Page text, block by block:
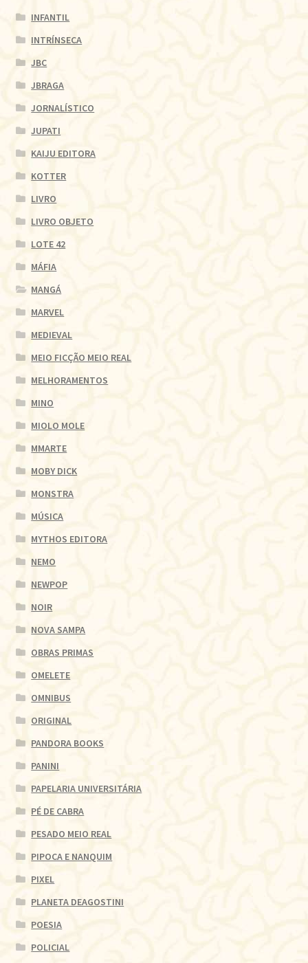
INFANTIL
INTRÍNSECA
JBC
JBRAGA
JORNALÍSTICO
JUPATI
KAIJU EDITORA
KOTTER
LIVRO
LIVRO OBJETO
LOTE 42
MÁFIA
MANGÁ
MARVEL
MEDIEVAL
MEIO FICÇÃO MEIO REAL
MELHORAMENTOS
MINO
MIOLO MOLE
MMARTE
MOBY DICK
MONSTRA
MÚSICA
MYTHOS EDITORA
NEMO
NEWPOP
NOIR
NOVA SAMPA
OBRAS PRIMAS
OMELETE
OMNIBUS
ORIGINAL
PANDORA BOOKS
PANINI
PAPELARIA UNIVERSITÁRIA
PÉ DE CABRA
PESADO MEIO REAL
PIPOCA E NANQUIM
PIXEL
PLANETA DEAGOSTINI
POESIA
POLICIAL